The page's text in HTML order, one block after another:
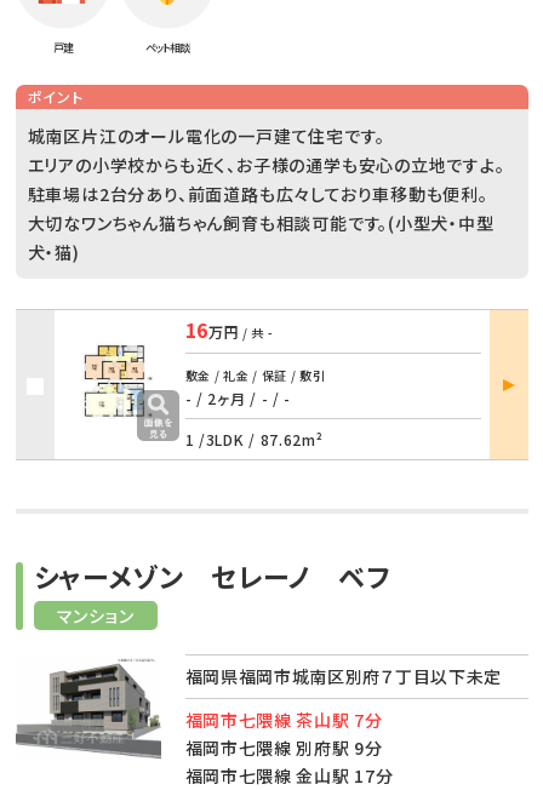
戸建 ペット相談
ポイント
城南区片江のオール電化の一戸建て住宅です。
エリアの小学校からも近く、お子様の通学も安心の立地ですよ。
駐車場は2台分あり、前面道路も広々しており車移動も便利。
大切なワンちゃん猫ちゃん飼育も相談可能です。(小型犬・中型
犬・猫)
16万円 / 共 -
敷金 / 礼金 / 保証 / 敷引
- / 2ヶ月 / - / -
1 /3LDK / 87.62m²
部屋
詳細
マンション
シャーメゾン セレーノ ベフ
福岡県福岡市城南区別府７丁目以下未定
福岡市七隈線 茶山駅 7分
福岡市七隈線 別府駅 9分
福岡市七隈線 金山駅 17分